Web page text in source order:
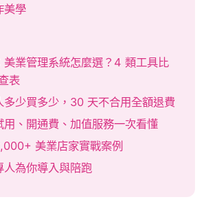
美學
美業管理系統怎麼選？4 類工具比
表
多少買多少，30 天不合用全額退費
用、開通費、加值服務一次看懂
美業店家實戰案例
人為你導入與陪跑